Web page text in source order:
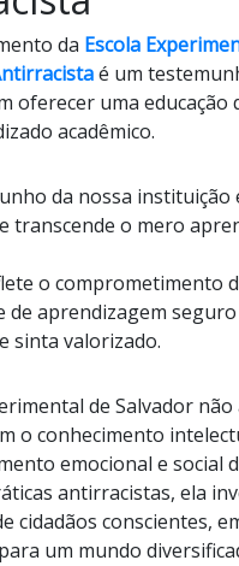
da Escola
é um
oferecer uma educação
acadêmico.
da nossa instituição
transcende o mero
o comprometimento
de aprendizagem
sinta valorizado.
de Salvador não
o conhecimento
emocional e social
antirracistas, ela
cidadãos conscientes,
um mundo